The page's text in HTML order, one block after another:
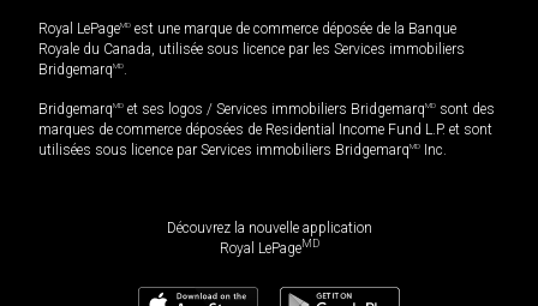
Royal LePageMD est une marque de commerce déposée de la Banque
Royale du Canada, utilisée sous licence par les Services immobiliers
BridgemarqMD.
BridgemarqMD et ses logos / Services immobiliers BridgemarqMD sont des
marques de commerce déposées de Residential Income Fund L.P. et sont
utilisées sous licence par Services immobiliers BridgemarqMD Inc.
Découvrez la nouvelle application
Royal LePageMD